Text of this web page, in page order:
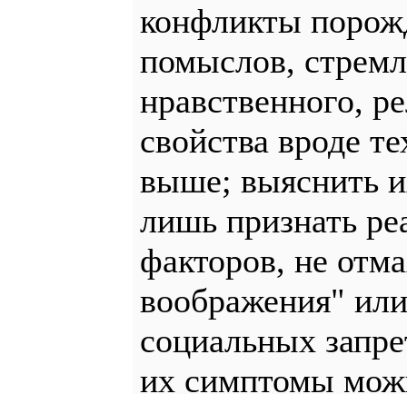
конфликты
помыслов,
нравственного,
свойства вроде
выше; выяснить
лишь признать
факторов, не
воображения"
социальных
их симптомы